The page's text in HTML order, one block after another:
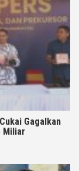
Gagalkan
Miliar